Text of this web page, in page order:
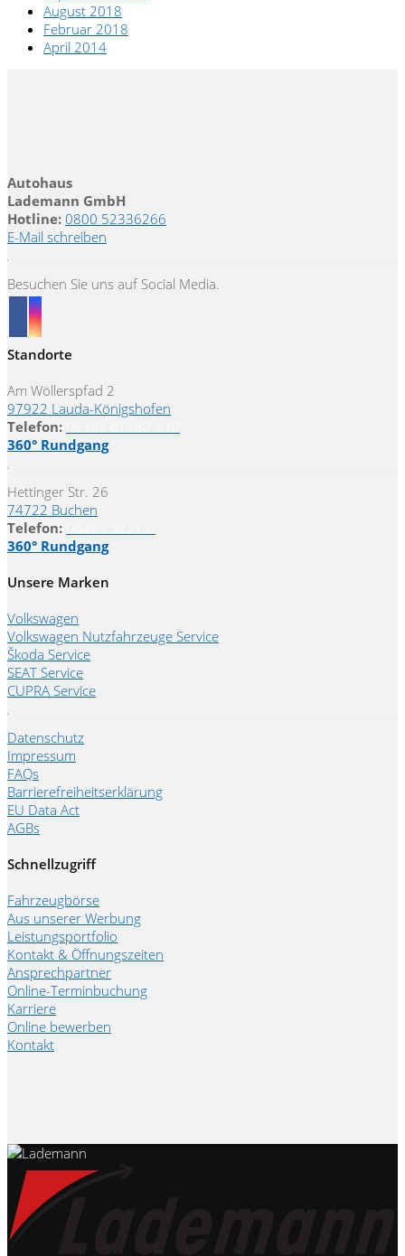
August 2018
Februar 2018
April 2014
Autohaus
Lademann GmbH
Hotline: 0800 52336266
E-Mail schreiben
Besuchen Sie uns auf Social Media.
Standorte
Am Wöllerspfad 2
97922 Lauda-Königshofen
Telefon:
360° Rundgang
Hettinger Str. 26
74722 Buchen
Telefon:
360° Rundgang
Unsere Marken
Volkswagen
Volkswagen Nutzfahrzeuge Service
Škoda Service
SEAT Service
CUPRA Service
Datenschutz
Impressum
FAQs
Barrierefreiheitserklärung
EU Data Act
AGBs
Schnellzugriff
Fahrzeugbörse
Aus unserer Werbung
Leistungsportfolio
Kontakt & Öffnungszeiten
Ansprechpartner
Online-Terminbuchung
Karriere
Online bewerben
Kontakt